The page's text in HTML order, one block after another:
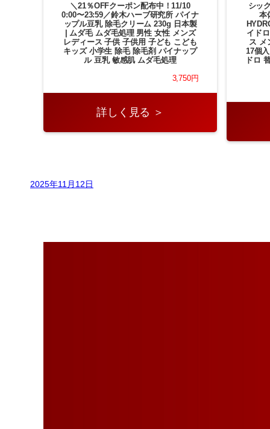
＼21％OFFクーポン配布中！11/10
0:00〜23:59／鈴木ハーブ研究所 パイナ
ップル豆乳 除毛クリーム 230g 日本製
| ムダ毛 ムダ毛処理 男性 女性 メンズ
レディース 子供 子供用 子ども こども
キッズ 小学生 除毛 除毛剤 パイナップ
ル 豆乳 敏感肌 ムダ毛処理
3,750円
詳しく見る ＞
シッ
本
イド
ス メ
17個
ドロ
2025年11月12日